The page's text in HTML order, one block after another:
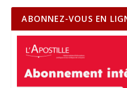
ABONNEZ-VOUS EN